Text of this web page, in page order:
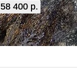
58 400 р.